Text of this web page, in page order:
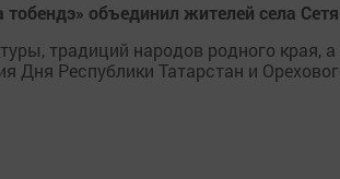
объединил жителей села
традиций народов родного края,
Дня Республики Татарстан и